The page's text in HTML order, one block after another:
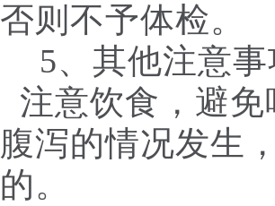
否则不予体检。
5、其他注意事
注意饮食，避
腹泻的情况发生
的。